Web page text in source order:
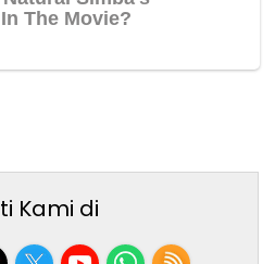
Kami di